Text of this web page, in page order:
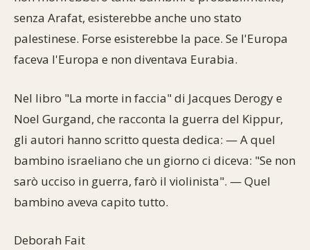
senza Arafat, esisterebbe anche uno stato
palestinese. Forse esisterebbe la pace. Se l'Europa
faceva l'Europa e non diventava Eurabia.
Nel libro "La morte in faccia" di Jacques Derogy e
Noel Gurgand, che racconta la guerra del Kippur,
gli autori hanno scritto questa dedica: — A quel
bambino israeliano che un giorno ci diceva: "Se non
sarò ucciso in guerra, farò il violinista". — Quel
bambino aveva capito tutto.
Deborah Fait